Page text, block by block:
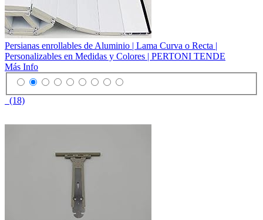
Persianas enrollables de Aluminio | Lama Curva o Recta |
Personalizables en Medidas y Colores | PERTONI TENDE
Más Info
(18)